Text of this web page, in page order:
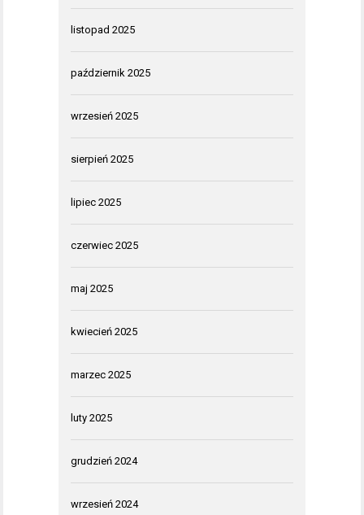
listopad 2025
październik 2025
wrzesień 2025
sierpień 2025
lipiec 2025
czerwiec 2025
maj 2025
kwiecień 2025
marzec 2025
luty 2025
grudzień 2024
wrzesień 2024